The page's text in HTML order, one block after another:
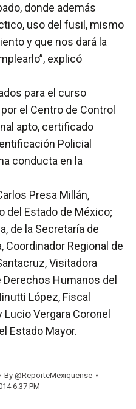
donde además
uso del fusil, mismo
y que nos dará la
explicó
para el curso
el Centro de Control
apto, certificado
Policial
conducta en la
Presa Millán,
del Estado de México;
de la Secretaría de
Coordinador Regional de
Visitadora
Humanos del
López, Fiscal
Vergara Coronel
Estado Mayor.
By @ReporteMexiquense
6:37 PM